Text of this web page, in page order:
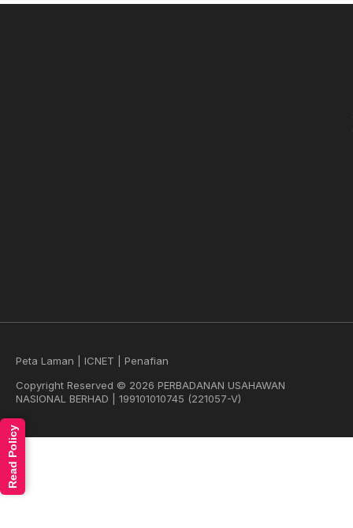
Peta Laman ICNET
Penafian
Copyright Reserved © 2026 PERBADANAN USAHAWAN
NASIONAL BERHAD | 199101010745 (221057-V)
Read Policy